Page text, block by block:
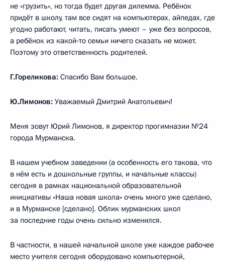
не «грузить», но тогда будет другая дилемма. Ребёнок
придёт в школу, там все сидят на компьютерах, айпедах, где
угодно работают, читать, писать умеют – уже без вопросов,
а ребёнок из какой‑то семьи ничего сказать не может.
Поэтому это ответственность родителей.
Г.Гореликова: Спасибо Вам большое.
Ю.Лимонов: Уважаемый Дмитрий Анатольевич!
Меня зовут Юрий Лимонов, я директор прогимназии №24
города Мурманска.
В нашем учебном заведении (а особенность его такова, что
в нём есть и дошкольные группы, и начальные классы)
сегодня в рамках национальной образовательной
инициативы «Наша новая школа» очень много уже сделано,
и в Мурманске [сделано]. Облик мурманских школ
за последние годы очень сильно изменился.
В частности, в нашей начальной школе уже каждое рабочее
место учителя сегодня оборудовано компьютерной,